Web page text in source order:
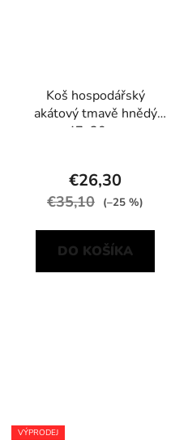
Koš hospodářský
akátový tmavě hnědý
47x30cm
€26,30
€35,10 (–25 %)
DO KOŠÍKA
VÝPRODEJ